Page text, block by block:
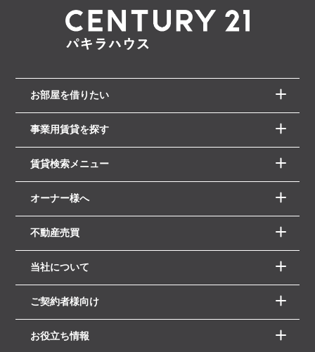
お部屋を借りたい
事業用賃貸を探す
賃貸検索メニュー
オーナー様へ
不動産売買
当社について
ご契約者様向け
お役立ち情報